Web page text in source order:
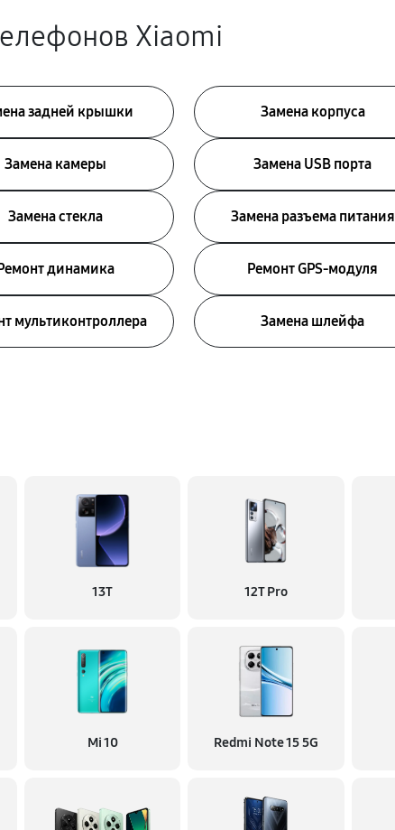
Xiaomi
задней крышки Замена корпуса
Замена камеры Замена USB порта
Замена стекла Замена разъема питания
динамика Ремонт GPS-модуля
мультиконтроллера Замена шлейфа
13T 12T Pro
Mi 10 Redmi Note 15 5G